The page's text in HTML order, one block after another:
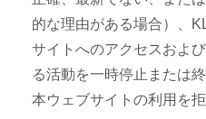
的な理由がある場合）、
サイトへのアクセスおよ
る活動を一時停止または
本ウェブサイトの利用を